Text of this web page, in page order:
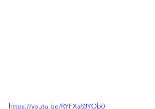
https://youtu.be/RYFXa83YOb0